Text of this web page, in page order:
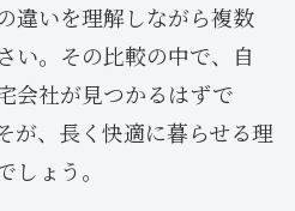
違いを理解しながら複数
い。その比較の中で、自
会社が見つかるはずで
が、長く快適に暮らせる理
ょう。